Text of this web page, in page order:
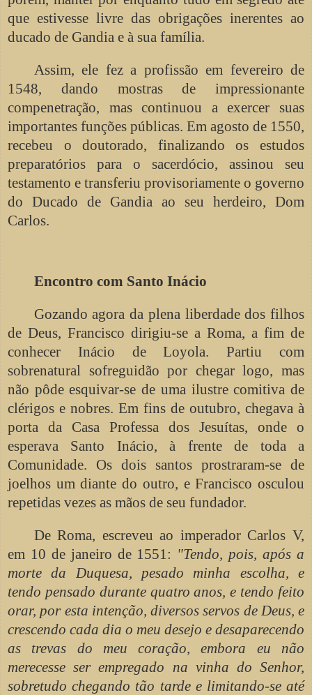
que estivesse livre das obrigações inerentes ao
ducado de Gandia e à sua família.
Assim, ele fez a profissão em fevereiro de
1548, dando mostras de impressionante
compenetração, mas continuou a exercer suas
importantes funções públicas. Em agosto de 1550,
recebeu o doutorado, finalizando os estudos
preparatórios para o sacerdócio, assinou seu
testamento e transferiu provisoriamente o governo
do Ducado de Gandia ao seu herdeiro, Dom
Carlos.
Encontro com Santo Inácio
Gozando agora da plena liberdade dos filhos
de Deus, Francisco dirigiu-se a Roma, a fim de
conhecer Inácio de Loyola. Partiu com
sobrenatural sofreguidão por chegar logo, mas
não pôde esquivar-se de uma ilustre comitiva de
clérigos e nobres. Em fins de outubro, chegava à
porta da Casa Professa dos Jesuítas, onde o
esperava Santo Inácio, à frente de toda a
Comunidade. Os dois santos prostraram-se de
joelhos um diante do outro, e Francisco osculou
repetidas vezes as mãos de seu fundador.
De Roma, escreveu ao imperador Carlos V,
em 10 de janeiro de 1551: "Tendo, pois, após a
morte da Duquesa, pesado minha escolha, e
tendo pensado durante quatro anos, e tendo feito
orar, por esta intenção, diversos servos de Deus, e
crescendo cada dia o meu desejo e desaparecendo
as trevas do meu coração, embora eu não
merecesse ser empregado na vinha do Senhor,
sobretudo chegando tão tarde e limitando-se até